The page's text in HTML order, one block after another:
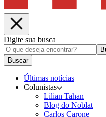
Digite sua busca
Buscar
Últimas notícias
Colunistas
Lilian Tahan
Blog do Noblat
Carlos Carone